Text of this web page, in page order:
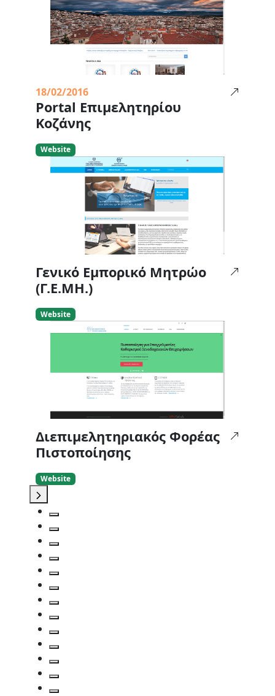
18/02/2016
Portal Επιμελητηρίου
Κοζάνης
Website
Γενικό Εμπορικό Μητρώο
(Γ.Ε.ΜΗ.)
Website
Διεπιμελητηριακός Φορέας
Πιστοποίησης
Website